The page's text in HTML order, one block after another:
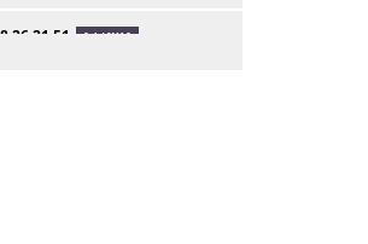
21:51 АФИША